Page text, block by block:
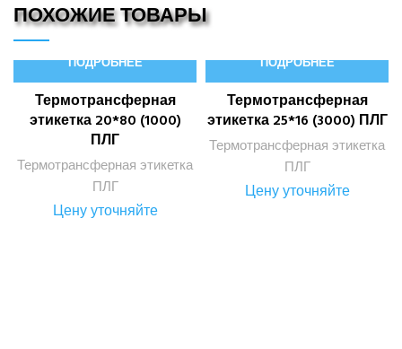
ПОХОЖИЕ ТОВАРЫ
ПОДРОБНЕЕ
Термотрансферная
этикетка 20*80 (1000)
ПЛГ
Термотрансферная этикетка
ПЛГ
Цену уточняйте
ПОДРОБНЕЕ
Термотрансферная
этикетка 25*16 (3000) ПЛГ
Термотрансферная этикетка
ПЛГ
Цену уточняйте